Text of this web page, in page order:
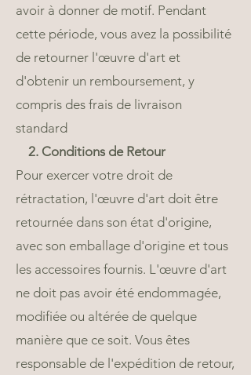
avoir à donner de motif. Pendant
cette période, vous avez la possibilité
de retourner l'œuvre d'art et
d'obtenir un remboursement, y
compris des frais de livraison
standard
2. Conditions de Retour
Pour exercer votre droit de
rétractation, l'œuvre d'art doit être
retournée dans son état d'origine,
avec son emballage d'origine et tous
les accessoires fournis. L'œuvre d'art
ne doit pas avoir été endommagée,
modifiée ou altérée de quelque
manière que ce soit. Vous êtes
responsable de l'expédition de retour,